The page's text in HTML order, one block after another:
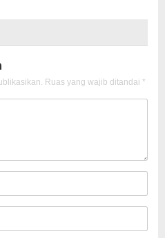
Ruas yang wajib ditandai *